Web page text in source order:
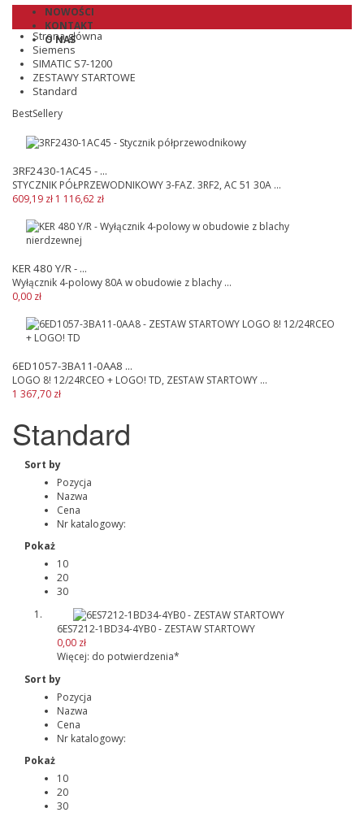
NOWOŚCI
KONTAKT
O NAS
Strona główna
Siemens
SIMATIC S7-1200
ZESTAWY STARTOWE
Standard
BestSellery
3RF2430-1AC45 - ...
STYCZNIK PÓŁPRZEWODNIKOWY 3-FAZ. 3RF2, AC 51 30A ...
609,19 zł 1 116,62 zł
KER 480 Y/R - ...
Wyłącznik 4-polowy 80A w obudowie z blachy ...
0,00 zł
6ED1057-3BA11-0AA8 ...
LOGO 8! 12/24RCEO + LOGO! TD, ZESTAW STARTOWY ...
1 367,70 zł
Standard
Sort by
Pozycja
Nazwa
Cena
Nr katalogowy:
Pokaż
10
20
30
6ES7212-1BD34-4YB0 - ZESTAW STARTOWY
0,00 zł
Więcej: do potwierdzenia*
Sort by
Pozycja
Nazwa
Cena
Nr katalogowy:
Pokaż
10
20
30